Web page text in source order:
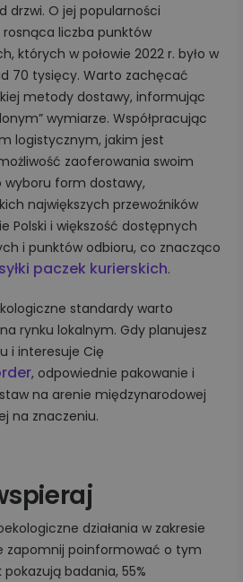
drzwi. O jej popularności
liczba punktów
których w połowie 2022 r. było w
70 tysięcy. Warto zachęcać
metody dostawy, informując
wymiarze. Współpracując
logistycznym, jakim jest
zaoferowania swoim
wyboru form dostawy,
największych przewoźników
Polski i większość dostępnych
i punktów odbioru, co znacząco
paczek kurierskich.
standardy warto
rynku lokalnym. Gdy planujesz
i interesuje Cię
, odpowiednie pakowanie i
na arenie międzynarodowej
na znaczeniu.
działania w zakresie
zapomnij poinformować o tym
badania, 55%